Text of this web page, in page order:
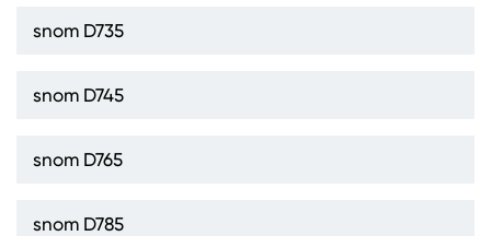
snom D735
snom D745
snom D765
snom D785